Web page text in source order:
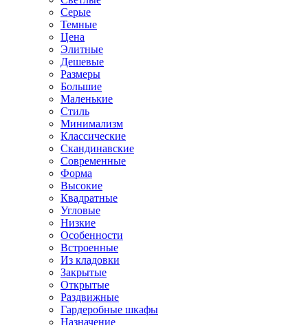
Серые
Темные
Цена
Элитные
Дешевые
Размеры
Большие
Маленькие
Стиль
Минимализм
Классические
Скандинавские
Современные
Форма
Высокие
Квадратные
Угловые
Низкие
Особенности
Встроенные
Из кладовки
Закрытые
Открытые
Раздвижные
Гардеробные шкафы
Назначение